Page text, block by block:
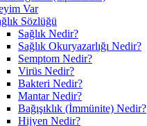
Var
Sözlüğü
Sağlık Nedir?
Sağlık Okuryazarlığı Nedir?
Semptom Nedir?
Virüs Nedir?
Bakteri Nedir?
Mantar Nedir?
Bağışıklık (İmmünite) Nedir?
Hijyen Nedir?